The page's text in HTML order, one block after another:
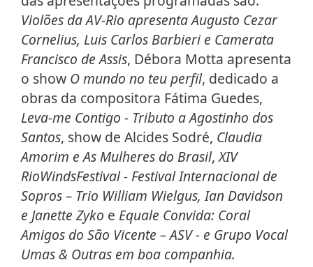
Violões da AV-Rio apresenta Augusto Cezar
Cornelius, Luis Carlos Barbieri e Camerata
Francisco de Assis, Débora Motta apresenta
o show O mundo no teu perfil, dedicado a
obras da compositora Fátima Guedes,
Leva-me Contigo - Tributo a Agostinho dos
Santos, show de Alcides Sodré, Claudia
Amorim e As Mulheres do Brasil,XIV
RioWindsFestival - Festival Internacional de
Sopros – Trio William Wielgus, Ian Davidson
e Janette Zyko e Equale Convida: Coral
Amigos do São Vicente – ASV - e Grupo Vocal
Umas & Outras em boa companhia.